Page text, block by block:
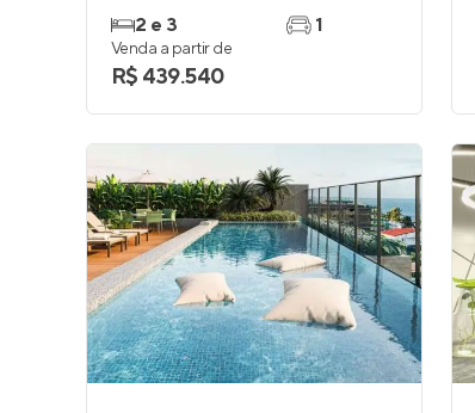
2 e 3
1
Venda a partir de
R$ 439.540